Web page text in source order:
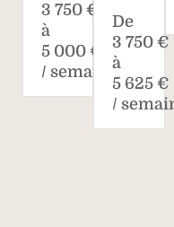
3 750 €
à
5 000 €
/ semaine
De
3 750 €
à
5 625 €
/